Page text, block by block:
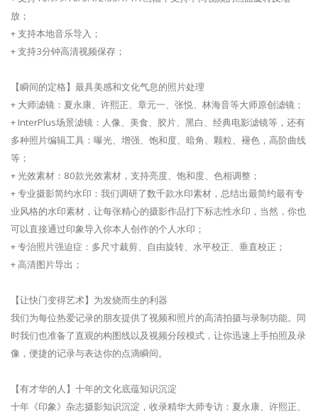
放；
+ 支持本地音乐导入；
+ 支持3分钟高清视频保存；
【瞬间的定格】最具美感和文化气息的照片处理
+ 大师滤镜：夏永康、许熙正、章元一、张悦、林海音等大师原创滤镜；
+ InterPlus场景滤镜：人像、美食、胶片、黑白、经典电影滤镜等，还有
多种照片编辑工具：曝光、增强、饱和度、暗角、颗粒、褪色，高阶曲线
等；
+ 光效素材：80款光效素材，支持亮度、饱和度、色相调整；
+ 专业摄影简约水印：我们调研了数千款水印素材，总结出最简约最有专
业风格的水印素材，让每张精心的摄影作品打下标志性水印，当然，你也
可以直接通过印象导入你本人创作的个人水印；
+ 专治照片强迫症：多尺寸裁剪、自由旋转、水平校正、垂直校正；
+ 高清图片导出；
【让快门变得艺术】为发烧而生的利器
我们为每位热爱记录的朋友提供了视频和照片的高清拍摄与录制功能。同
时我们也准备了直观的构图线以及视频分段模式，让你迅速上手拍照及录
像，便捷的记录与表达你的点滴瞬间。
【有才华的人】十年的文化底蕴知识沉淀
十年《印象》杂志摄影知识沉淀，收录精华大师专访：夏永康、许熙正、